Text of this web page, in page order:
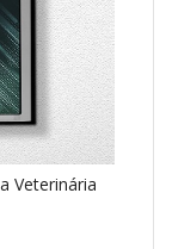
Veterinária